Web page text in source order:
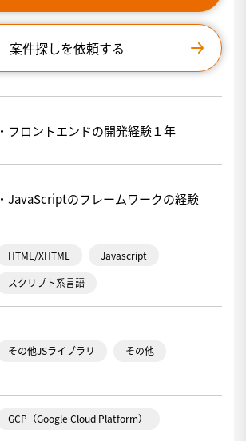
案件探しを依頼する
・フロントエンドの開発経験１年
・JavaScriptのフレームワークの経験
HTML/XHTML Javascript
スクリプト系言語
その他JSライブラリ その他
GCP（Google Cloud Platform）